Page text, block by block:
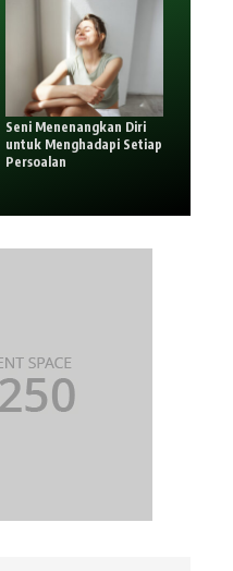
Seni Menenangkan Diri
untuk Menghadapi Setiap
Persoalan